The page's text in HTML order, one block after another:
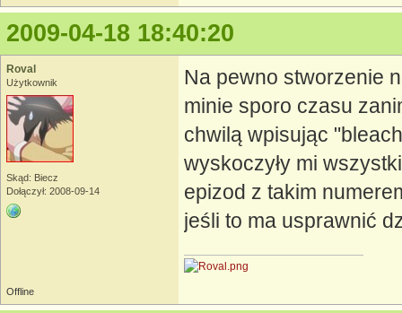
2009-04-18 18:40:20
Roval
Użytkownik
Skąd: Biecz
Dołączył: 2008-09-14
Na pewno stworzenie
minie sporo czasu
chwilą wpisując
wyskoczyły mi
epizod z takim
jeśli to ma usprawnić
Offline